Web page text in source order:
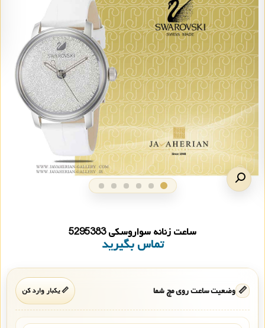
ساعت زنانه سواروسکی 5295383
تماس بگیرید
📏 وضعیت ساعت روی مچ شما 📏 یکبار وارد کن